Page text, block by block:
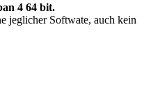
4 64 bit.
jeglicher Softwate, auch kein